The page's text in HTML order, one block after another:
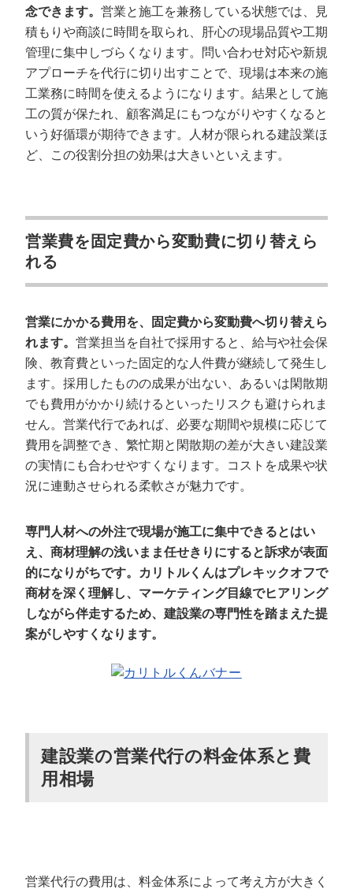
念できます。 営業と施工を兼務している状態では、見
積もりや商談に時間を取られ、肝心の現場品質や工期
管理に集中しづらくなります。問い合わせ対応や新規
アプローチを代行に切り出すことで、現場は本来の施
工業務に時間を使えるようになります。結果として施
工の質が保たれ、顧客満足にもつながりやすくなると
いう好循環が期待できます。人材が限られる建設業ほ
ど、この役割分担の効果は大きいといえます。
営業費を固定費から変動費に切り替えら
れる
営業にかかる費用を、固定費から変動費へ切り替えら
れます。 営業担当を自社で採用すると、給与や社会保
険、教育費といった固定的な人件費が継続して発生し
ます。採用したものの成果が出ない、あるいは閑散期
でも費用がかかり続けるといったリスクも避けられま
せん。営業代行であれば、必要な期間や規模に応じて
費用を調整でき、繁忙期と閑散期の差が大きい建設業
の実情にも合わせやすくなります。コストを成果や状
況に連動させられる柔軟さが魅力です。
専門人材への外注で現場が施工に集中できるとはい
え、商材理解の浅いまま任せきりにすると訴求が表面
的になりがちです。カリトルくんはプレキックオフで
商材を深く理解し、マーケティング目線でヒアリング
しながら伴走するため、建設業の専門性を踏まえた提
案がしやすくなります。
建設業の営業代行の料金体系と費
用相場
営業代行の費用は、料金体系によって考え方が大きく